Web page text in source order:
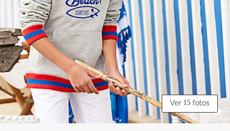
Ver 15 fotos